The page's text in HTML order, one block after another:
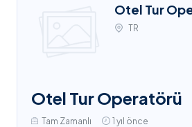
Otel Tur
TR
Otel Tur Operatörü
Tam Zamanlı 1 yıl önce